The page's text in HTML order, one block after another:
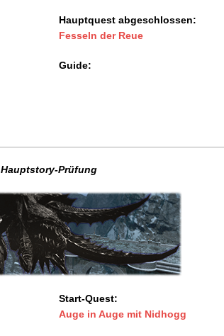
Hauptquest abgeschlossen:
Fesseln der Reue
Guide:
Hauptstory-Prüfung
Start-Quest:
Auge in Auge mit Nidhogg